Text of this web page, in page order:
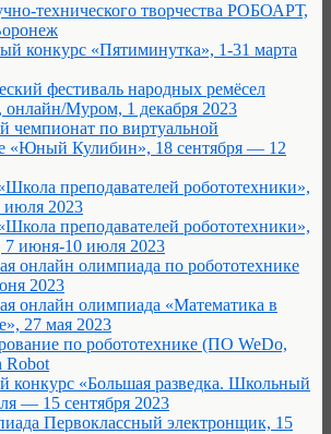
технического творчества РОБОАРТ,
конкурс «Пятиминутка», 1-31 марта
фестиваль народных ремёсел
онлайн/Муром, 1 декабря 2023
чемпионат по виртуальной
«Юный Кулибин», 18 сентября — 12
преподавателей робототехники»,
2023
преподавателей робототехники»,
7 июня-10 июля 2023
онлайн олимпиада по робототехнике
2023
онлайн олимпиада «Математика в
27 мая 2023
по робототехнике (ПО WeDo,
Robot
конкурс «Большая разведка. Школьный
— 15 сентября 2023
Первоклассный электронщик, 15